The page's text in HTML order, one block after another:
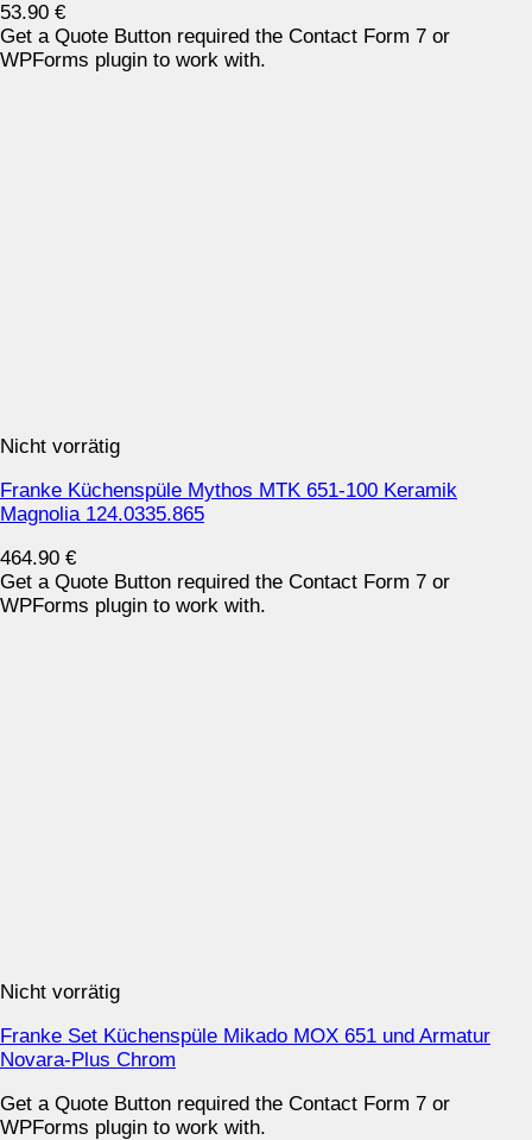
53.90 €
Get a Quote Button required the Contact Form 7 or
WPForms plugin to work with.
Nicht vorrätig
Franke Küchenspüle Mythos MTK 651-100 Keramik
Magnolia 124.0335.865
464.90 €
Get a Quote Button required the Contact Form 7 or
WPForms plugin to work with.
Nicht vorrätig
Franke Set Küchenspüle Mikado MOX 651 und Armatur
Novara-Plus Chrom
Get a Quote Button required the Contact Form 7 or
WPForms plugin to work with.